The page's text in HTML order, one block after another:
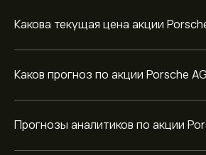
Какова текущая цена акции
Каков прогноз по акции Porsche
Прогнозы аналитиков по акции